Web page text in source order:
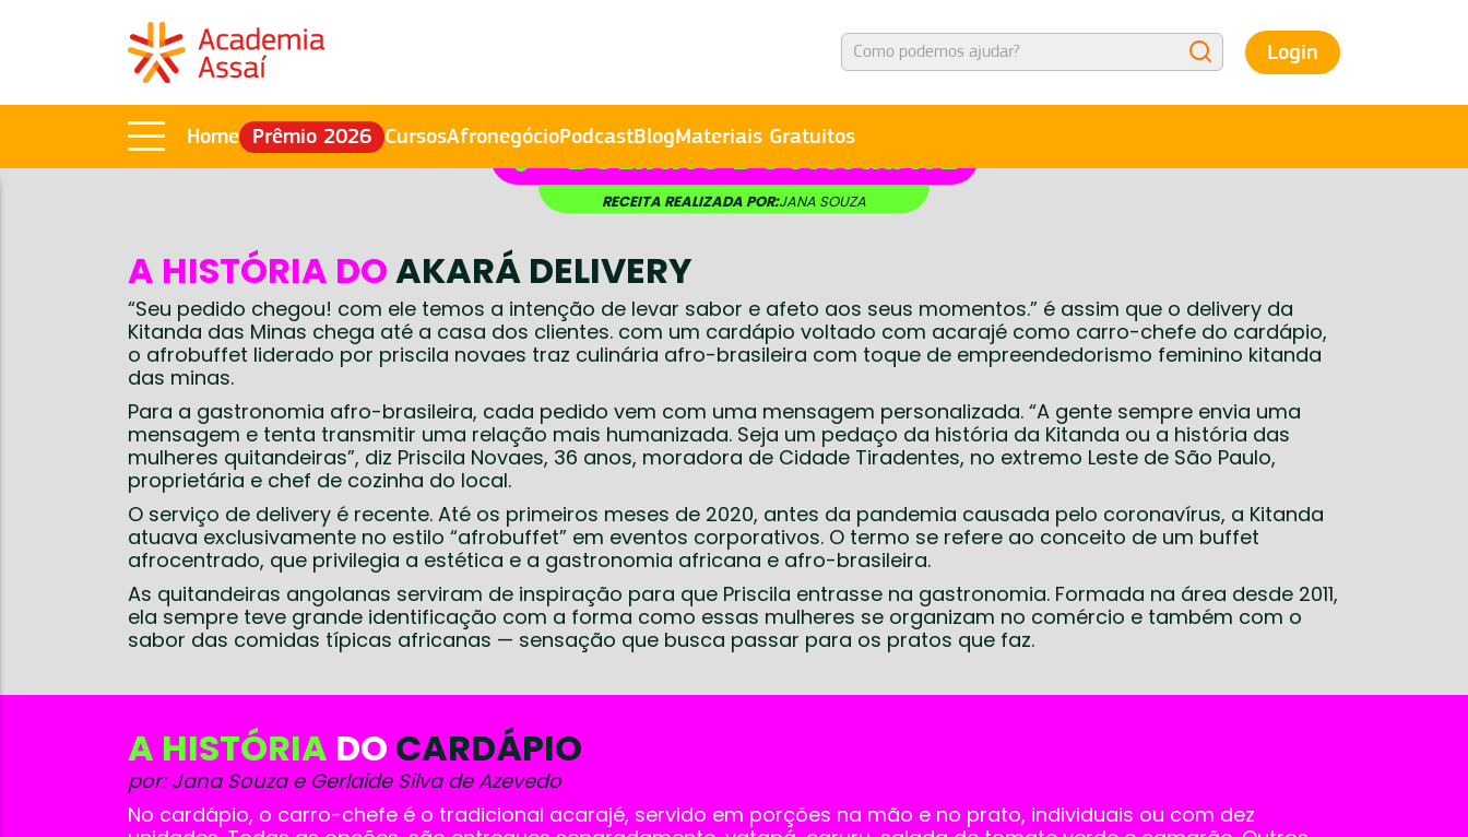
Login
Home Prêmio 2026 CursosAfronegócioPodcastBlogMateriais Gratuitos
BOLINHO DO ACARAJÉ
RECEITA REALIZADA POR:JANA SOUZA
A HISTÓRIA DOAKARÁ DELIVERY
“Seu pedido chegou! com ele temos a intenção de levar sabor e afeto aos seus momentos.” é assim que o delivery da
Kitanda das Minas chega até a casa dos clientes. com um cardápio voltado com acarajé como carro-chefe do cardápio,
o afrobuffet liderado por priscila novaes traz culinária afro-brasileira com toque de empreendedorismo feminino kitanda
das minas.
Para a gastronomia afro-brasileira, cada pedido vem com uma mensagem personalizada. “A gente sempre envia uma
mensagem e tenta transmitir uma relação mais humanizada. Seja um pedaço da história da Kitanda ou a história das
mulheres quitandeiras”, diz Priscila Novaes, 36 anos, moradora de Cidade Tiradentes, no extremo Leste de São Paulo,
proprietária e chef de cozinha do local.
O serviço de delivery é recente. Até os primeiros meses de 2020, antes da pandemia causada pelo coronavírus, a Kitanda
atuava exclusivamente no estilo “afrobuffet” em eventos corporativos. O termo se refere ao conceito de um buffet
afrocentrado, que privilegia a estética e a gastronomia africana e afro-brasileira.
As quitandeiras angolanas serviram de inspiração para que Priscila entrasse na gastronomia. Formada na área desde 2011,
ela sempre teve grande identificação com a forma como essas mulheres se organizam no comércio e também com o
sabor das comidas típicas africanas — sensação que busca passar para os pratos que faz.
A HISTÓRIA DO CARDÁPIO
por: Jana Souza e Gerlaide Silva de Azevedo
No cardápio, o carro-chefe é o tradicional acarajé, servido em porções na mão e no prato, individuais ou com dez